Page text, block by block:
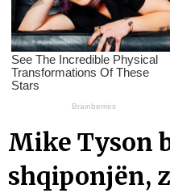
Mike Tyson
shqiponjën,